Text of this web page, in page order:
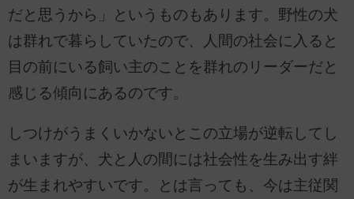
だと思うから」というものもあります。野性の犬
は群れで暮らしていたので、人間の社会に入ると
目の前にいる飼い主のことを群れのリーダーだと
感じる傾向にあるのです。
しつけがうまくいかないとこの立場が逆転してし
まいますが、犬と人の間には社会性を生み出す絆
が生まれやすいです。とは言っても、今は主従関